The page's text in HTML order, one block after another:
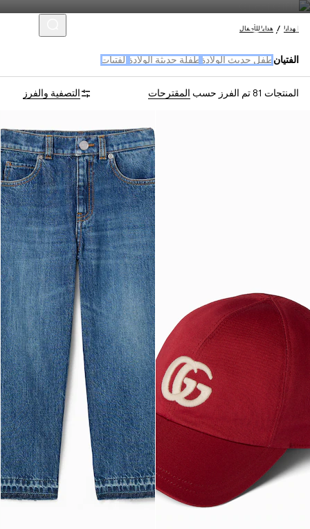
الهدايا هدايا للأطفال
الفتيان طفل حديث الولادة طفلة حديثة الولادة الفتيات
المنتجات 81 تم الفرز حسب المقترحات التصفية والفرز